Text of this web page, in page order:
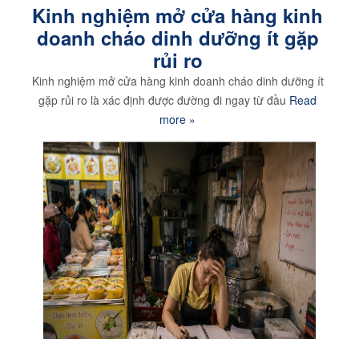
Kinh nghiệm mở cửa hàng kinh
doanh cháo dinh dưỡng ít gặp
rủi ro
Kinh nghiệm mở cửa hàng kinh doanh cháo dinh dưỡng ít
gặp rủi ro là xác định được đường đi ngay từ đầu Read
more »